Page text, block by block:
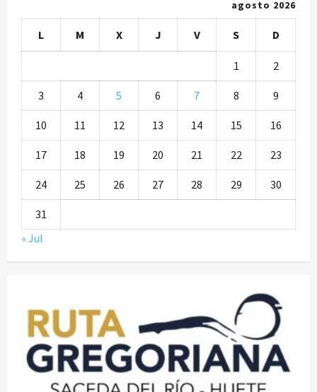
agosto 2026
L M X J V S D
1 2
3 4 5 6 7 8 9
10 11 12 13 14 15 16
17 18 19 20 21 22 23
24 25 26 27 28 29 30
31
« Jul